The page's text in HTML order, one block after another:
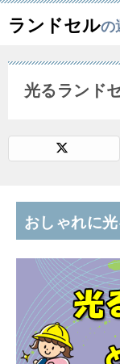
ランドセルの
光るランド
おしゃれに